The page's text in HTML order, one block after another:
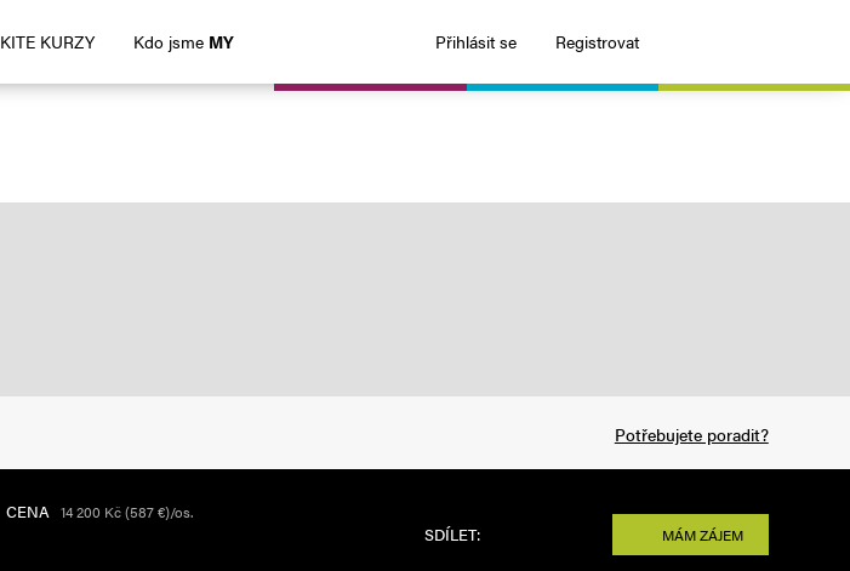
Potřebujete poradit?
CENA 14 200 Kč (587 €)/os.
SDÍLET: MÁM ZÁJEM
KITE KURZY Kdo jsme MY Přihlásit se Registrovat